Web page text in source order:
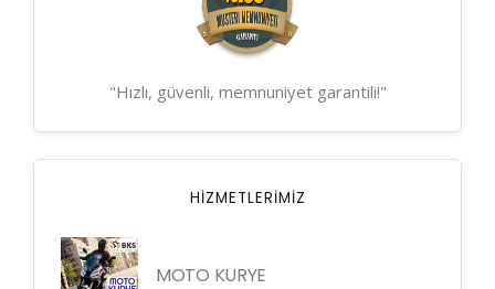
"Hızlı, güvenli, memnuniyet garantili!"
HIZMETLERIMIZ
MOTO KURYE